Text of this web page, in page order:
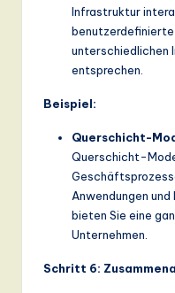
Infrastruktur
benutzerdefinierte
unterschiedlichen
entsprechen.
Beispiel:
Querschicht-
Querschicht-
Anwendungen
bieten Sie eine
Unternehmen.
Schritt 6: